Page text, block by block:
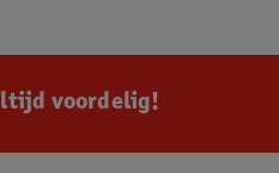
voordelig!